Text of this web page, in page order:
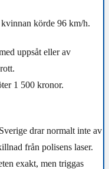
körde 96 km/h.
uppsåt eller av
1 500 kronor.
drar normalt inte av
från polisens laser.
exakt, men triggas